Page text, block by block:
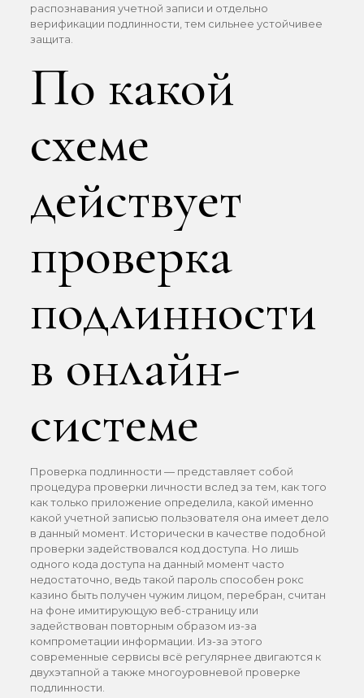
распознавания учетной записи и отдельно
верификации подлинности, тем сильнее устойчивее
защита.
По какой
схеме
действует
проверка
подлинности
в онлайн-
системе
Проверка подлинности — представляет собой
процедура проверки личности вслед за тем, как того
как только приложение определила, какой именно
какой учетной записью пользователя она имеет дело
в данный момент. Исторически в качестве подобной
проверки задействовался код доступа. Но лишь
одного кода доступа на данный момент часто
недостаточно, ведь такой пароль способен рокс
казино быть получен чужим лицом, перебран, считан
на фоне имитирующую веб-страницу или
задействован повторным образом из-за
компрометации информации. Из-за этого
современные сервисы всё регулярнее двигаются к
двухэтапной а также многоуровневой проверке
подлинности.